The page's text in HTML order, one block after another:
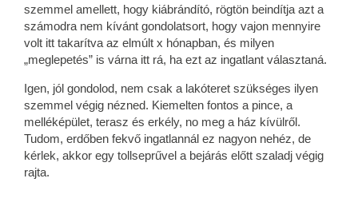
szemmel amellett, hogy kiábrándító, rögtön beindítja azt a
számodra nem kívánt gondolatsort, hogy vajon mennyire
volt itt takarítva az elmúlt x hónapban, és milyen
„meglepetés” is várna itt rá, ha ezt az ingatlant választaná.
Igen, jól gondolod, nem csak a lakóteret szükséges ilyen
szemmel végig nézned. Kiemelten fontos a pince, a
melléképület, terasz és erkély, no meg a ház kívülről.
Tudom, erdőben fekvő ingatlannál ez nagyon nehéz, de
kérlek, akkor egy tollseprűvel a bejárás előtt szaladj végig
rajta.